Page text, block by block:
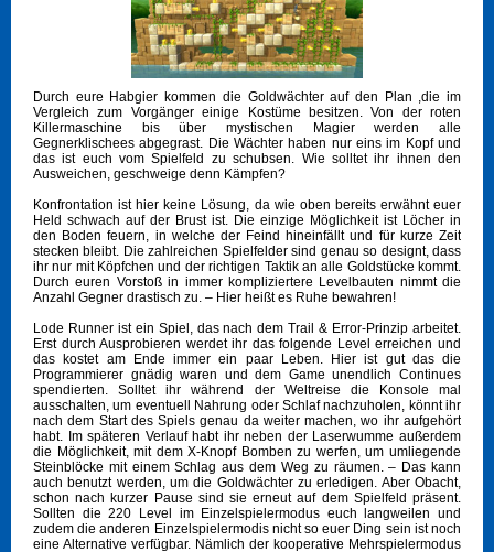
Durch eure Habgier kommen die Goldwächter auf den Plan ,die im
Vergleich zum Vorgänger einige Kostüme besitzen. Von der roten
Killermaschine bis über mystischen Magier werden alle
Gegnerklischees abgegrast. Die Wächter haben nur eins im Kopf und
das ist euch vom Spielfeld zu schubsen. Wie solltet ihr ihnen den
Ausweichen, geschweige denn Kämpfen?
Konfrontation ist hier keine Lösung, da wie oben bereits erwähnt euer
Held schwach auf der Brust ist. Die einzige Möglichkeit ist Löcher in
den Boden feuern, in welche der Feind hineinfällt und für kurze Zeit
stecken bleibt. Die zahlreichen Spielfelder sind genau so designt, dass
ihr nur mit Köpfchen und der richtigen Taktik an alle Goldstücke kommt.
Durch euren Vorstoß in immer kompliziertere Levelbauten nimmt die
Anzahl Gegner drastisch zu. – Hier heißt es Ruhe bewahren!
Lode Runner ist ein Spiel, das nach dem Trail & Error-Prinzip arbeitet.
Erst durch Ausprobieren werdet ihr das folgende Level erreichen und
das kostet am Ende immer ein paar Leben. Hier ist gut das die
Programmierer gnädig waren und dem Game unendlich Continues
spendierten. Solltet ihr während der Weltreise die Konsole mal
ausschalten, um eventuell Nahrung oder Schlaf nachzuholen, könnt ihr
nach dem Start des Spiels genau da weiter machen, wo ihr aufgehört
habt. Im späteren Verlauf habt ihr neben der Laserwumme außerdem
die Möglichkeit, mit dem X-Knopf Bomben zu werfen, um umliegende
Steinblöcke mit einem Schlag aus dem Weg zu räumen. – Das kann
auch benutzt werden, um die Goldwächter zu erledigen. Aber Obacht,
schon nach kurzer Pause sind sie erneut auf dem Spielfeld präsent.
Sollten die 220 Level im Einzelspielermodus euch langweilen und
zudem die anderen Einzelspielermodis nicht so euer Ding sein ist noch
eine Alternative verfügbar. Nämlich der kooperative Mehrspielermodus